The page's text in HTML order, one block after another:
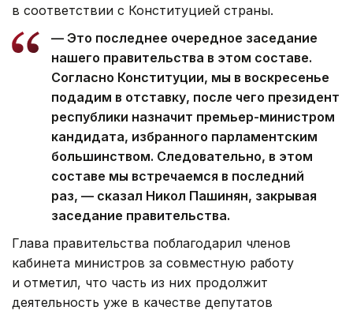
в соответствии с Конституцией страны.
— Это последнее очередное заседание
нашего правительства в этом составе.
Согласно Конституции, мы в воскресенье
подадим в отставку, после чего президент
республики назначит премьер-министром
кандидата, избранного парламентским
большинством. Следовательно, в этом
составе мы встречаемся в последний
раз, — сказал Никол Пашинян, закрывая
заседание правительства.
Глава правительства поблагодарил членов
кабинета министров за совместную работу
и отметил, что часть из них продолжит
деятельность уже в качестве депутатов